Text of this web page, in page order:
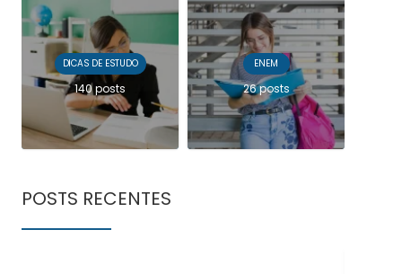
DICAS DE ESTUDO
140 posts
ENEM
26 posts
POSTS RECENTES